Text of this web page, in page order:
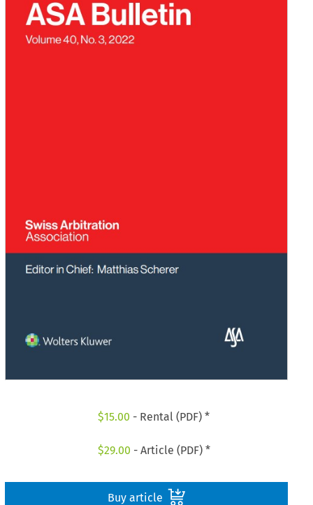
$15.00 - Rental (PDF) *
$29.00 - Article (PDF) *
Buy article